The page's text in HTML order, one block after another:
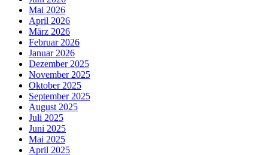
Mai 2026
April 2026
März 2026
Februar 2026
Januar 2026
Dezember 2025
November 2025
Oktober 2025
September 2025
August 2025
Juli 2025
Juni 2025
Mai 2025
April 2025